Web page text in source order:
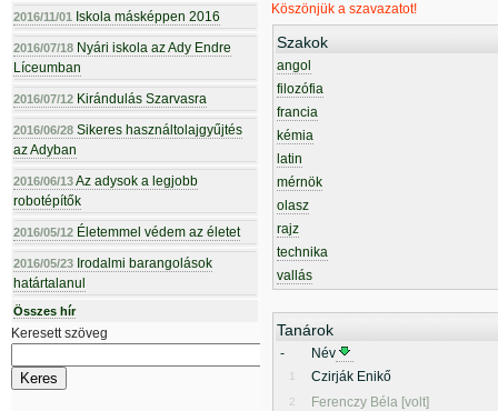
2016/11/01 Iskola másképpen 2016
2016/07/18 Nyári iskola az Ady Endre
Líceumban
2016/07/12 Kirándulás Szarvasra
2016/06/28 Sikeres használtolajgyűjtés
az Adyban
2016/06/13Az adysok a legjobb
robotépítők
2016/05/12 Életemmel védem az életet
2016/05/23 Irodalmi barangolások
határtalanul
Összes hír
Keresett szöveg
Köszönjük a szavazatot!
Szakok
angol
filozófia
francia
kémia
latin
mérnök
olasz
rajz
technika
vallás
Tanárok
- Név
1 Czirják Enikő
2 Ferenczy Béla [volt]